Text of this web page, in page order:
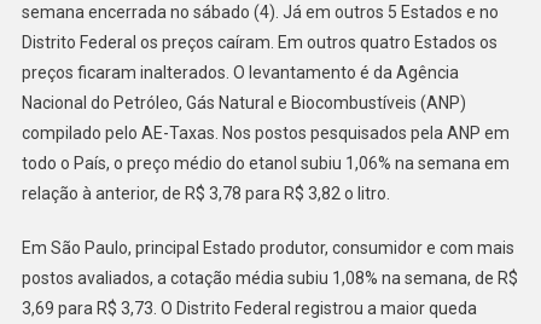
semana encerrada no sábado (4). Já em outros 5 Estados e no
Distrito Federal os preços caíram. Em outros quatro Estados os
preços ficaram inalterados. O levantamento é da Agência
Nacional do Petróleo, Gás Natural e Biocombustíveis (ANP)
compilado pelo AE-Taxas. Nos postos pesquisados pela ANP em
todo o País, o preço médio do etanol subiu 1,06% na semana em
relação à anterior, de R$ 3,78 para R$ 3,82 o litro.
Em São Paulo, principal Estado produtor, consumidor e com mais
postos avaliados, a cotação média subiu 1,08% na semana, de R$
3,69 para R$ 3,73. O Distrito Federal registrou a maior queda